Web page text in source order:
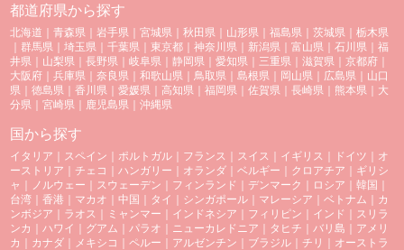
都道府県から探す
北海道 ｜青森県 ｜ 岩手県 ｜宮城県 ｜秋田県 ｜ 山形県 ｜福島県 ｜茨城県 ｜栃木県
｜ 群馬県 ｜埼玉県 ｜千葉県 ｜ 東京都 ｜神奈川県 ｜ 新潟県 ｜富山県 ｜石川県 ｜福
井県 ｜ 山梨県 ｜長野県 ｜岐阜県 ｜静岡県 ｜愛知県 ｜ 三重県 ｜滋賀県 ｜京都府 ｜
大阪府 ｜兵庫県 ｜奈良県 ｜和歌山県 ｜ 鳥取県 ｜島根県 ｜ 岡山県 ｜ 広島県 ｜ 山口
県 ｜徳島県 ｜香川県 ｜愛媛県 ｜高知県 ｜福岡県 ｜佐賀県 ｜長崎県 ｜ 熊本県 ｜ 大
分県 ｜宮崎県 ｜ 鹿児島県 ｜沖縄県
国から探す
イタリア ｜ スペイン ｜ ポルトガル ｜ フランス ｜ スイス ｜ イギリス ｜ ドイツ ｜ オ
ーストリア ｜チェコ ｜ ハンガリー ｜ オランダ ｜ベルギー ｜ クロアチア ｜ ギリシ
ャ ｜ ノルウェー ｜ スウェーデン ｜ フィンランド ｜ デンマーク ｜ ロシア ｜韓国 ｜
台湾 ｜香港 ｜ マカオ ｜中国 ｜ タイ ｜ シンガポール ｜ マレーシア ｜ベトナム ｜ カ
ンボジア ｜ ラオス ｜ ミャンマー ｜ インドネシア ｜ フィリピン ｜ インド ｜ スリラ
ンカ ｜ ハワイ ｜ グアム ｜ パラオ ｜ ニューカレドニア ｜ タヒチ ｜ バリ島 ｜ アメリ
カ ｜ カナダ ｜ メキシコ ｜ペルー ｜ アルゼンチン ｜ ブラジル ｜チリ ｜ オーストラ